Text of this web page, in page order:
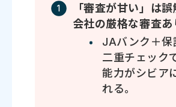
「審査が甘い」は
会社の厳格な審査あ
JAバンク＋保
二重チェック
能力がシビア
れる。